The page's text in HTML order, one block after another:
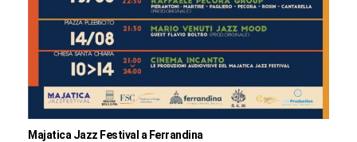
Majatica Jazz Festival a Ferrandina